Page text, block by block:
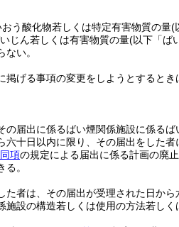
う酸化物若しくは特定有害物質の量(
じん若しくは有害物質の量(以下「ば
い。
掲げる事項の変更をしようとするとき
届出に係るばい煙関係施設に係る
十日以内に限り、その届出をした
同項の規定による届出に係る計画の廃
。
た者は、その届出が受理された日か
設の構造若しくは使用の方法若し